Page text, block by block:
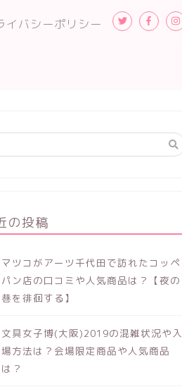
イバシーポリシー
の投稿
マツコがアーツ千代田で訪れたコッペ
パン店の口コミや人気商品は？【夜の
巷を徘徊する】
文具女子博(大阪)2019の混雑状況や入
場方法は？会場限定商品や人気商品
は？